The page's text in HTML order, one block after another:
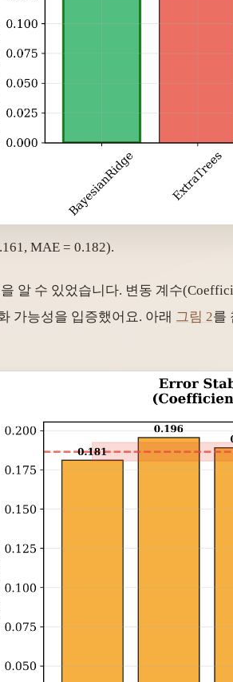
MAE = 0.182).
알 수 있었습니다. 변동 계수
가능성을 입증했어요. 아래 그림 2를